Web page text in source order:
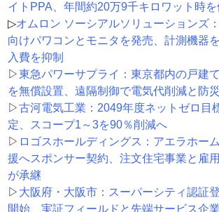
イトPPA、年間約20万9千キロワット時
▷オムロン ソーシアルソリューションズ
向けパワコンとモニタを発売、計測機器
入費を抑制
▷東急パワーサプライ：東京都内の戸建
を無償設置、遠隔制御で電気代削減と防
▷古河電気工業：2049年度ネットゼロ目
定、スコープ1～3を90％削減へ
▷ ロゴスホールディングス：アエラホー
援へスポンサー契約、注文住宅事業と雇
が承継
▷ 大阪府・大阪市：スーパーシティ認証
開始、実証フィールドと先端サービス企